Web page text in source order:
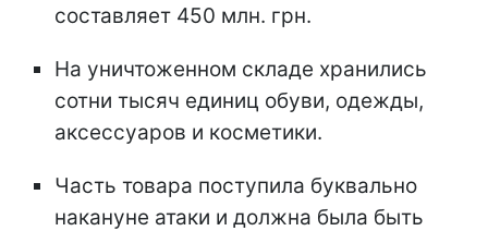
составляет 450 млн. грн.
На уничтоженном складе хранились
сотни тысяч единиц обуви, одежды,
аксессуаров и косметики.
Часть товара поступила буквально
накануне атаки и должна была быть